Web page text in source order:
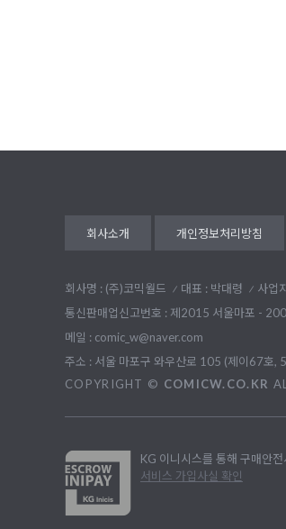
회사소개 개인정보처리방침
회사명 : (주)코믹월드 대표 : 박대령
사업
통신판매업신고번호 : 제2015 서울마포 -
메일 : comic_w@naver.com
주소 : 서울 마포구 와우산로 105 (제이67호,
COPYRIGHT © COMICW.CO.KR
KG 이니시스를 통해 구매안
서비스 가입사실 확인